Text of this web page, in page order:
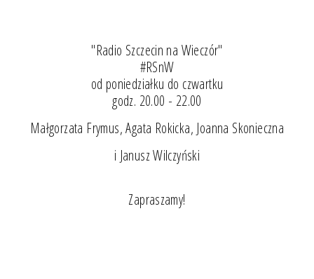
"Radio Szczecin na Wieczór"
#RSnW
od poniedziałku do czwartku
godz. 20.00 - 22.00
Małgorzata Frymus, Agata Rokicka, Joanna Skonieczna
i Janusz Wilczyński
Zapraszamy!